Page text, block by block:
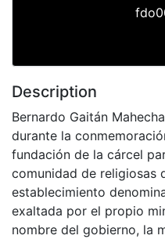
Description
Bernardo Gaitán
durante la
fundación de la cárcel
comunidad de religiosas
establecimiento
exaltada por el propio
nombre del gobierno, la